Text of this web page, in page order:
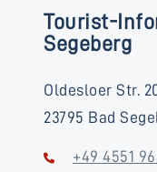
Tourist-
Segeberg
Oldesloer Str.
23795 Bad
+49 4551